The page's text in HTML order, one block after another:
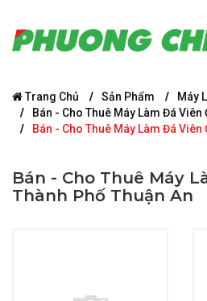
Trang Chủ Sản Phẩm
Máy
Bán - Cho Thuê Máy Làm Đá Viên
Bán - Cho Thuê Máy Làm Đá Viên
Bán - Cho Thuê Máy
Thành Phố Thuận An